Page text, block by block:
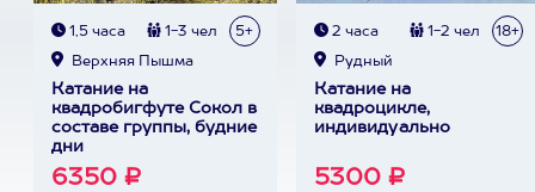
1,5 часа 1-3 чел 5+
Верхняя Пышма
Катание на
квадробигфуте Сокол в
составе группы, будние
дни
6350 ₽
2 часа 1-2 чел 18+
Рудный
Катание на
квадроцикле,
индивидуально
5300 ₽